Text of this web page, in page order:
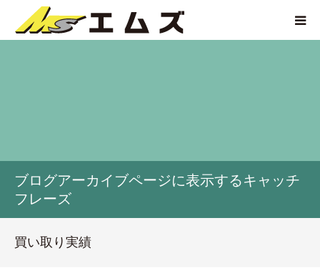
ブログアーカイブページに表示するキャッチ
フレーズ
買い取り実績
サービス紹介